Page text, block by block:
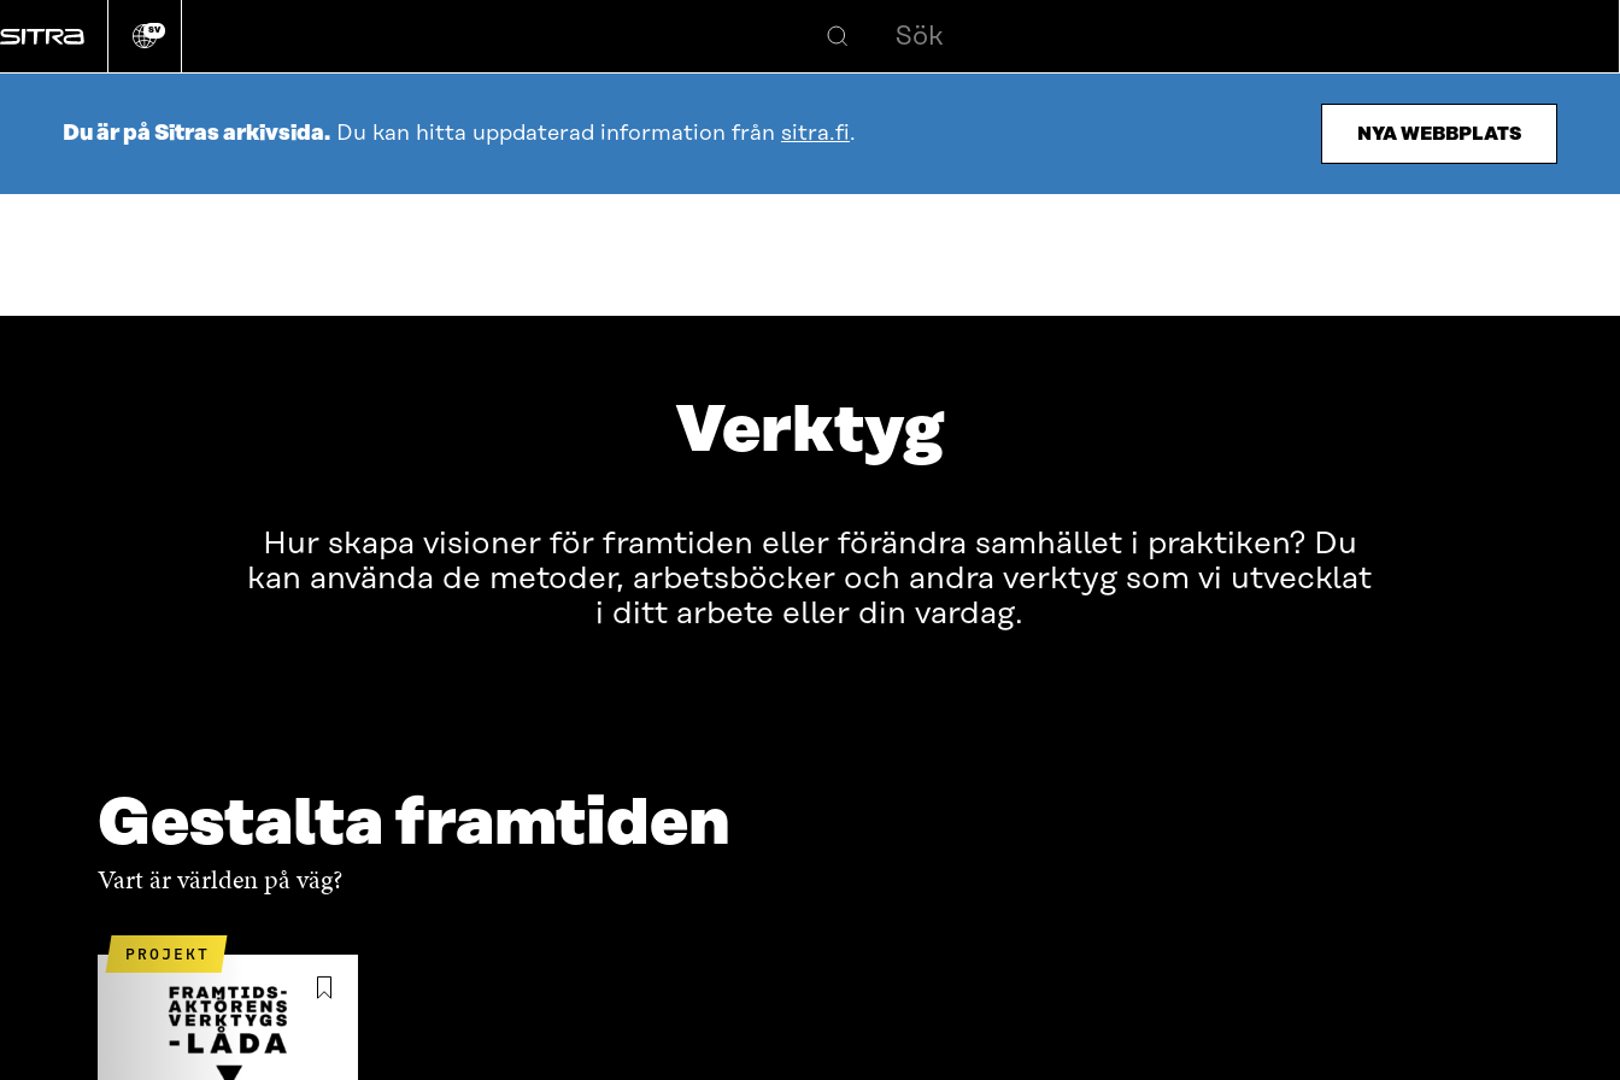
direkt
Ändra
språk
SV
Du är på Sitras arkivsida. Du kan hitta uppdaterad information från sitra.fi. NYA WEBBPLATS
Verktyg
Hur skapa visioner för framtiden eller förändra samhället i praktiken? Du
kan använda de metoder, arbetsböcker och andra verktyg som vi utvecklat
i ditt arbete eller din vardag.
Gestalta framtiden
Vart är världen på väg?
PROJEKT